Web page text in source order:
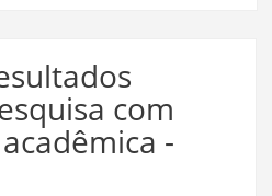
com
-